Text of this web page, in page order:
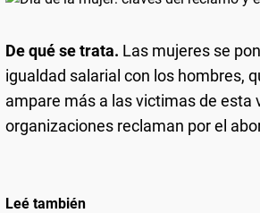
De qué se trata. Las mujeres se
igualdad salarial con los hombres,
ampare más a las victimas de
organizaciones reclaman por el
Leé también